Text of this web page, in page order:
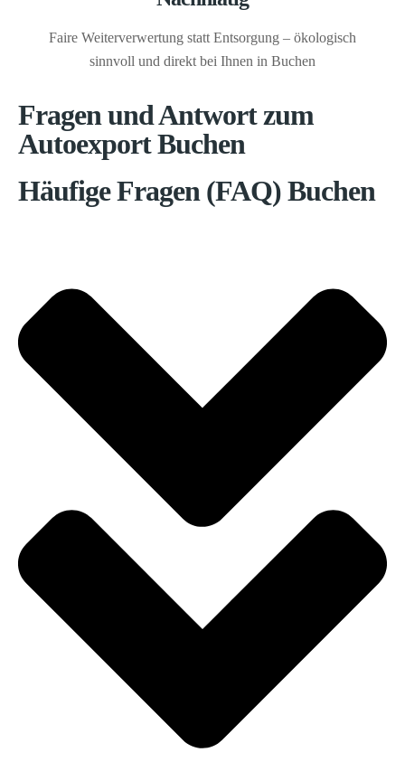
Fragen und Antwort zum
Autoexport Buchen
Häufige Fragen (FAQ) Buchen
Faire Weiterverwertung statt Entsorgung – ökologisch
sinnvoll und direkt bei Ihnen in Buchen